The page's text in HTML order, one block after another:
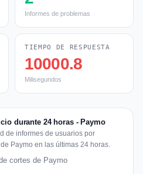
Informes de problemas
TIEMPO DE RESPUESTA
10000.8
Milisegundos
durante 24 horas - Paymo
de informes de usuarios por
Paymo en las últimas 24 horas.
cortes de Paymo